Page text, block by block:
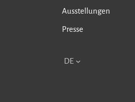
Ausstellungen
Presse
DE